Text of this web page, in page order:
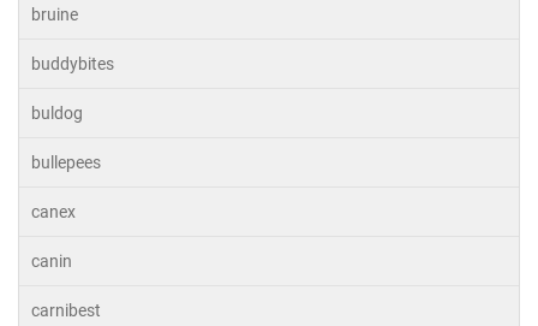
bruine
buddybites
buldog
bullepees
canex
canin
carnibest